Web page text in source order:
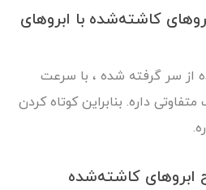
کاشته‌شده با ابروهای
از سر گرفته شده ، با سرعت
داره. بنابراین کوتاه کردن
ابروهای کاشته‌شده